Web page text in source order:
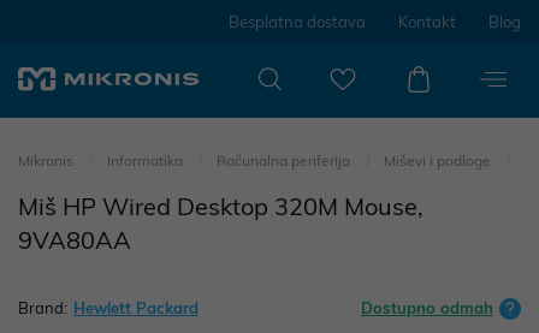
Besplatna dostava Kontakt Blog
Mikronis Informatika Računalna periferija Miševi i podloge
Miš HP Wired Desktop 320M Mouse,
9VA80AA
Brand: Hewlett Packard Dostupno odmah